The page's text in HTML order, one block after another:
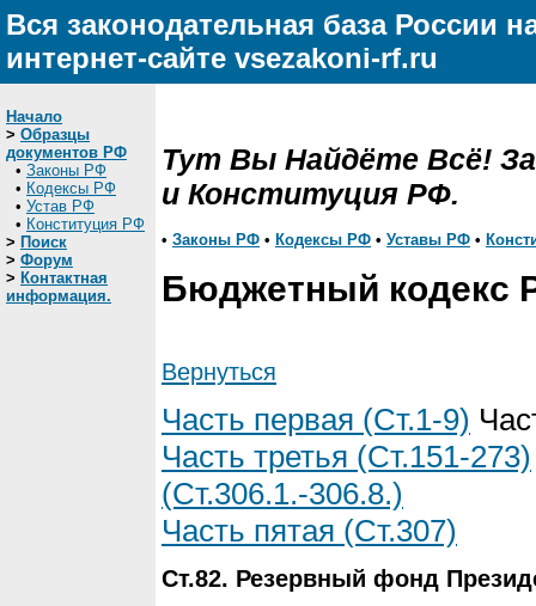
Вся законодательная база России
интернет-сайте vsezakoni-rf.ru
Начало
> Образцы
документов РФ
• Законы РФ
• Кодексы РФ
• Устав РФ
• Конституция РФ
> Поиск
> Форум
> Контактная
информация.
Тут Вы Найдёте Всё!
и Конституция РФ.
• Законы РФ • Кодексы РФ • Уставы РФ •
Бюджетный кодекс
Вернуться
Часть первая (Ст.1-9)
Часть третья (Ст.151-273)
(Ст.306.1.-306.8.)
Часть пятая (Ст.307)
Ст.82. Резервный фонд